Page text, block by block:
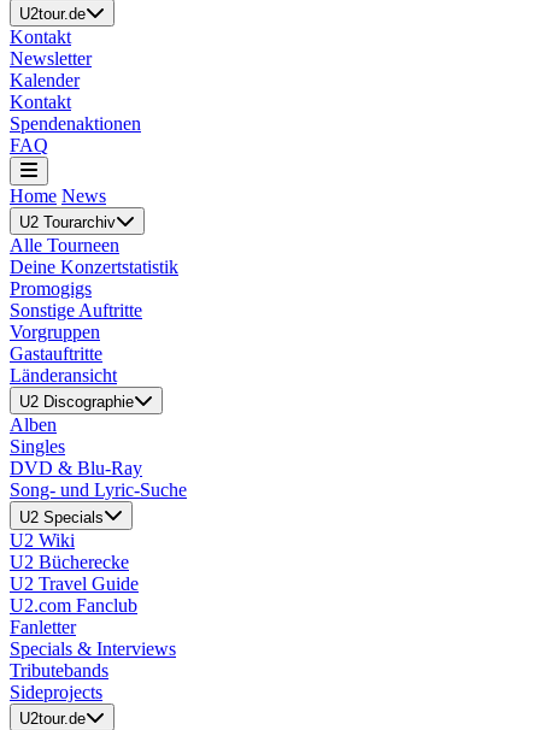
U2tour.de
Kontakt
Newsletter
Kalender
Kontakt
Spendenaktionen
FAQ
Home News
U2 Tourarchiv
Alle Tourneen
Deine Konzertstatistik
Promogigs
Sonstige Auftritte
Vorgruppen
Gastauftritte
Länderansicht
U2 Discographie
Alben
Singles
DVD & Blu-Ray
Song- und Lyric-Suche
U2 Specials
U2 Wiki
U2 Bücherecke
U2 Travel Guide
U2.com Fanclub
Fanletter
Specials & Interviews
Tributebands
Sideprojects
U2tour.de